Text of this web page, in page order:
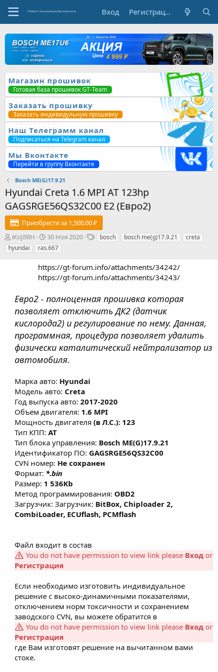
Вход Регистрация
Магазин прошивок
Готовая база прошивок GT-Team
Заказать прошивку
Заказать индивидульную прошивку
Наш Телеграмм канал
Подписаться на Telegram канал
Мы Вконтакте
Перейти в группу Вконтакте
Bosch ME(G)17.9.21
Hyundai Creta 1.6 MPI AT 123hp
GAGSRGE56QS32C00 Е2 (Евро2)
Приобрести за 1,500.00 ₽
А
в
т
iKoJI9IH
Д
а
т
с
о
д
н
и
я
30 Ноя 2020
Тbosch bosch me(g)17.9.21
creta
hyundai
ras.667
https://gt-forum.info/attachments/34242/
https://gt-forum.info/attachments/34243/​
Евро2 - полноценная прошивка которая
позволяет отключить ДК2 (датчик
кислорода2) и регулирование по нему. Данная,
программная, процедура позволяет удалить
физически каталитический нейтрализатор из
автомобиля.
Марка авто: Hyundai
Модель авто: Creta
Год выпуска авто: 2017-2020
Объем двигателя: 1.6 MPI
Мощность двигателя (в Л.С.): 123
Тип КПП: AT
Тип блока управления: Bosch ME(G)17.9.21
Идентификатор ПО: GAGSRGE56QS32C00
CVN номер: Не сохранен
Формат: *.bin
Размер: 1 536Kb
Метод программирования: OBD2
Загрузчик: Загрузчик: BitBox, Chiploader 2,
CombiLoader, ECUflash, PCMflash
Файл входит в состав
You do not have permission to view link please Вход or
Регистрация
Если необходимо изготовить индивидуальное
решение с высоко-динамичными показателями,
отключением норм токсичности и сохранением
заводского CVN, вы можете обратится в
You do not have permission to view link please Вход or
Регистрация
где Вам изготовят решение на вычитанном вами
стоке.​